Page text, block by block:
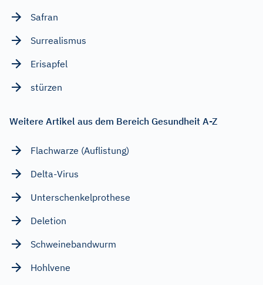
Safran
Surrealismus
Erisapfel
stürzen
Weitere Artikel aus dem Bereich Gesundheit A-Z
Flachwarze (Auflistung)
Delta-Virus
Unterschenkelprothese
Deletion
Schweinebandwurm
Hohlvene